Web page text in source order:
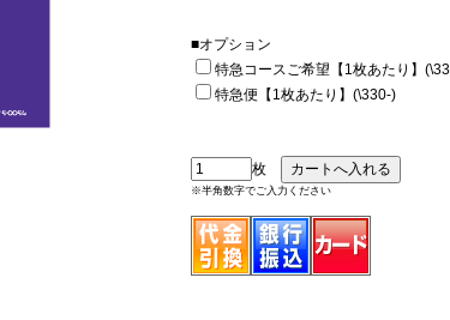
■オプション
特急コースご希望【1枚あたり】
特急便【1枚あたり】(\330-)
枚
※半角数字でご入力ください